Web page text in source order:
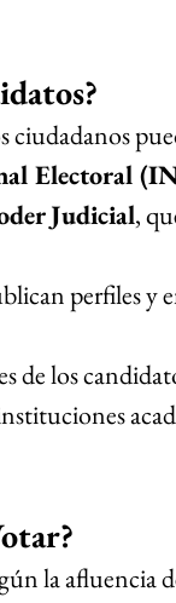
ciudadanos
Electoral
Judicial,
perfiles y
de los
la afluencia